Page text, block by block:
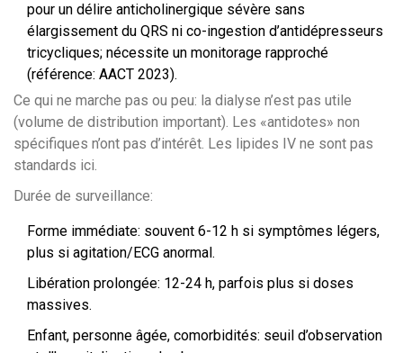
pour un délire anticholinergique sévère sans
élargissement du QRS ni co-ingestion d’antidépresseurs
tricycliques; nécessite un monitorage rapproché
(référence: AACT 2023).
Ce qui ne marche pas ou peu: la dialyse n’est pas utile
(volume de distribution important). Les «antidotes» non
spécifiques n’ont pas d’intérêt. Les lipides IV ne sont pas
standards ici.
Durée de surveillance:
Forme immédiate: souvent 6-12 h si symptômes légers,
plus si agitation/ECG anormal.
Libération prolongée: 12-24 h, parfois plus si doses
massives.
Enfant, personne âgée, comorbidités: seuil d’observation